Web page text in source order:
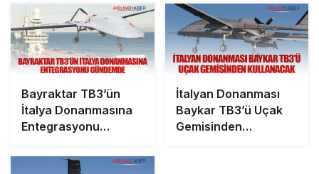
Bayraktar TB3’ün
İtalya Donanmasına
Entegrasyonu
İtalyan Donanması
Baykar TB3’ü Uçak
Gemisinden